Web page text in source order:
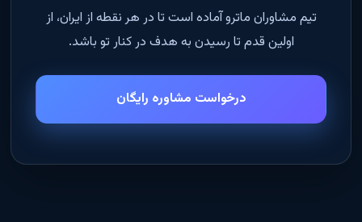
تیم مشاوران ماترو آماده است تا در هر نقطه از ایران، از
اولین قدم تا رسیدن به هدف در کنار تو باشد.
درخواست مشاوره رایگان